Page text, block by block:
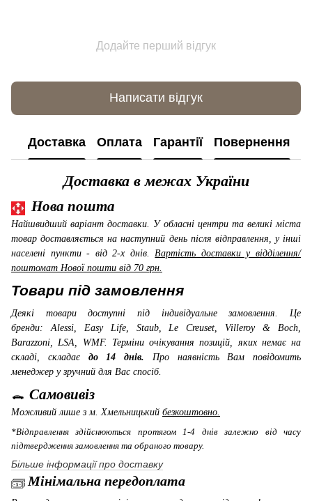
Додайте перший відгук
Написати відгук
Доставка Оплата Гарантії Повернення
Доставка в межах України
Нова пошта
Найшвидший варіант доставки. У обласні центри та великі міста
товар доставляється на наступний день після відправлення, у інші
населені пункти - від 2-х днів. Вартість доставки у відділення/
поштомат Нової пошти від 70 грн.
Товари під замовлення
Деякі товари доступні під індивідуальне замовлення. Це
бренди: Alessi, Easy Life, Staub, Le Creuset, Villeroy & Boch,
Barazzoni, LSA, WMF. Терміни очікування позицій, яких немає на
складі, складає до 14 днів. Про наявність Вам повідомить
менеджер у зручний для Вас спосіб.
Самовивіз
Можливий лише з м. Хмельницький безкоштовно.
*Відправлення здійснюються протягом 1-4 днів залежно від часу
підтвердження замовлення та обраного товару.
Більше інформації про доставку
Мінімальна передоплата